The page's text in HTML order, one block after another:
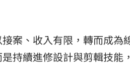
案、收入有限，轉而成為
持續進修設計與剪輯技能